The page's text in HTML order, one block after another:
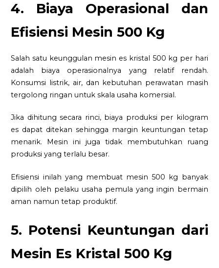
4. Biaya Operasional dan
Efisiensi Mesin 500 Kg
Salah satu keunggulan mesin es kristal 500 kg per hari
adalah biaya operasionalnya yang relatif rendah.
Konsumsi listrik, air, dan kebutuhan perawatan masih
tergolong ringan untuk skala usaha komersial.
Jika dihitung secara rinci, biaya produksi per kilogram
es dapat ditekan sehingga margin keuntungan tetap
menarik. Mesin ini juga tidak membutuhkan ruang
produksi yang terlalu besar.
Efisiensi inilah yang membuat mesin 500 kg banyak
dipilih oleh pelaku usaha pemula yang ingin bermain
aman namun tetap produktif.
5. Potensi Keuntungan dari
Mesin Es Kristal 500 Kg